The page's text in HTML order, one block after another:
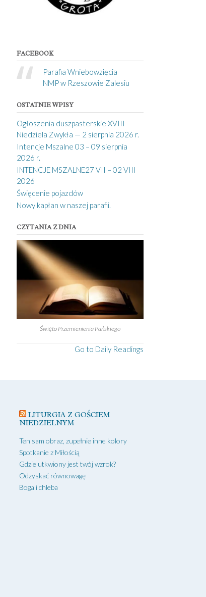
FACEBOOK
Parafia Wniebowzięcia
NMP w Rzeszowie Zalesiu
OSTATNIE WPISY
Ogłoszenia duszpasterskie XVIII
Niedziela Zwykła — 2 sierpnia 2026 r.
Intencje Mszalne 03 – 09 sierpnia
2026 r.
INTENCJE MSZALNE27 VII – 02 VIII
2026
Święcenie pojazdów
Nowy kapłan w naszej parafii.
CZYTANIA Z DNIA
Święto Przemienienia Pańskiego
Go to Daily Readings
LITURGIA Z GOŚCIEM
NIEDZIELNYM
Ten sam obraz, zupełnie inne kolory
Spotkanie z Miłością
Gdzie utkwiony jest twój wzrok?
Odzyskać równowagę
Boga i chleba